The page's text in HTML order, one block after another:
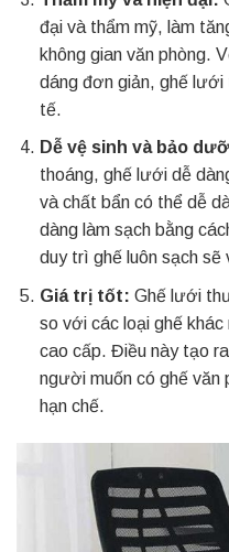
đại và thẩm mỹ, làm
không gian văn phòng.
dáng đơn giản, ghế lưới
tế.
Dễ vệ sinh và bảo
thoáng, ghế lưới dễ
và chất bẩn có thể dễ
dàng làm sạch bằng
duy trì ghế luôn sạch sẽ
Giá trị tốt: Ghế lưới
so với các loại ghế
cao cấp. Điều này tạo
người muốn có ghế văn
hạn chế.